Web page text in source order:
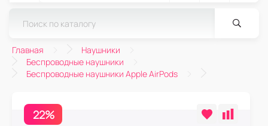
Главная
Наушники
Беспроводные наушники
Беспроводные наушники Apple AirPods
22%